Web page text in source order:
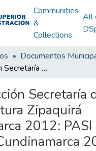
Communities
&
Collections
All
Documentos
Plan de Acción Secretaría de Infraestructura Zipaquirá Cundinamarca 2012: PASI Zipaquirá Cundinamarca 2012
Secretaría
Zipaquirá
2012: PASI